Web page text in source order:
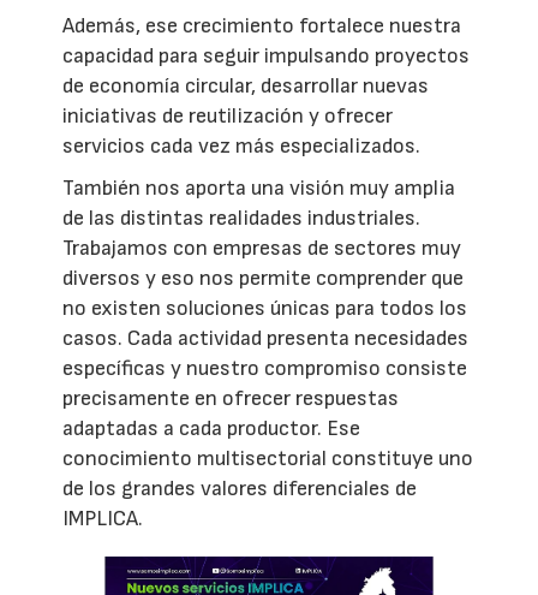
Además, ese crecimiento fortalece nuestra
capacidad para seguir impulsando proyectos
de economía circular, desarrollar nuevas
iniciativas de reutilización y ofrecer
servicios cada vez más especializados.
También nos aporta una visión muy amplia
de las distintas realidades industriales.
Trabajamos con empresas de sectores muy
diversos y eso nos permite comprender que
no existen soluciones únicas para todos los
casos. Cada actividad presenta necesidades
específicas y nuestro compromiso consiste
precisamente en ofrecer respuestas
adaptadas a cada productor. Ese
conocimiento multisectorial constituye uno
de los grandes valores diferenciales de
IMPLICA.